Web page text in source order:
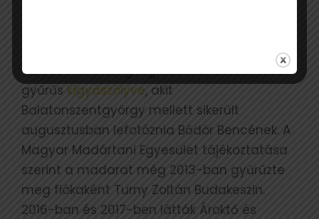
Tíz éves az ország legidősebb, ismert hazai
gyűrűs kígyászölyve, akit
Balatonszentgyörgy mellett sikerült
augusztusban lefotóznia Bődör Bencének. A
Magyar Madártani Egyesület tájékoztatása
szerint a madarat még 2013-ban gyűrűzte
meg fiókaként Turny Zoltán Budakeszin.
2016-ban és 2017-ben látták Ároktő és